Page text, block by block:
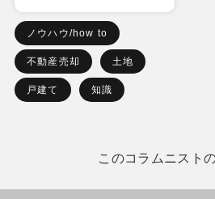
ノウハウ/how to
不動産売却 土地
戸建て 知識
このコラムニスト